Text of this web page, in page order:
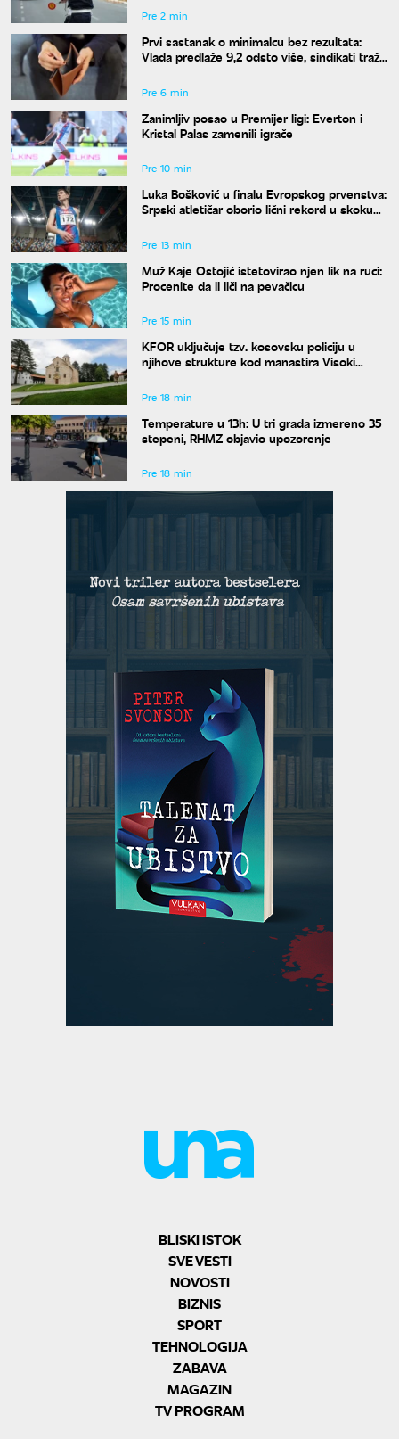
Pre 2 min
Prvi sastanak o minimalcu bez rezultata:
Vlada predlaže 9,2 odsto više, sindikati traže
Pre 6 min
Zanimljiv posao u Premijer ligi: Everton i
Kristal Palas zamenili igrače
Pre 10 min
Luka Bošković u finalu Evropskog prvenstva:
Srpski atletičar oborio lični rekord u skoku
Pre 13 min
Muž Kaje Ostojić istetovirao njen lik na ruci:
Procenite da li liči na pevačicu
Pre 15 min
KFOR uključuje tzv. kosovsku policiju u
njihove strukture kod manastira Visoki
Pre 18 min
Temperature u 13h: U tri grada izmereno 35
stepeni, RHMZ objavio upozorenje
Pre 18 min
BLISKI ISTOK
SVE VESTI
NOVOSTI
BIZNIS
SPORT
TEHNOLOGIJA
ZABAVA
MAGAZIN
TV PROGRAM